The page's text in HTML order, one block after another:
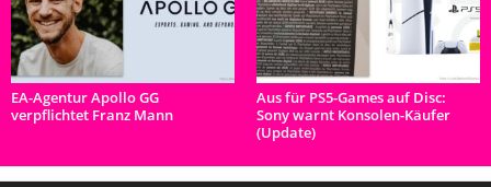
EA-Agentur Apollo GG
verpflichtet Franz Mann
Aus für PS5-Games auf Disc:
Sony warnt Konsolen-Käufer
(Update)